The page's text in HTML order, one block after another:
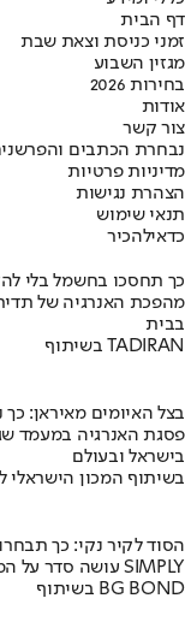
דף הבית
זמני כניסת וצאת שבת
מגזין השבוע
בחירות 2026
אודות
צור קשר
נבחרת הכתבים
מדיניות פרטיות
הצהרת נגישות
תנאי שימוש
כדאילהכיר
כך תחסכו בחשמל בלי
מהפכת האנרגיה של
בבית
בשיתוף TADIRAN
בצל האיומים מאיראן:
פסגת האנרגיה במעמד
בישראל ובעולם
בשיתוף המכון הישראלי
הסוד לקיר נקי: כך
מומחה BG BOND עושה סדר על המדפים ומציג את מותג הצבע SIMPLY
בשיתוף BG BOND